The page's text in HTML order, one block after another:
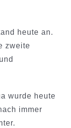
heute an.
zweite
wurde heute
immer